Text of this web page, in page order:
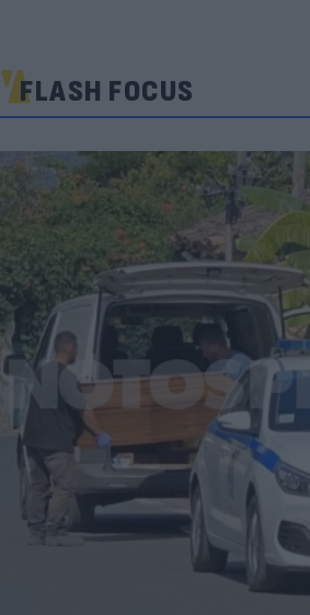
FLASH FOCUS